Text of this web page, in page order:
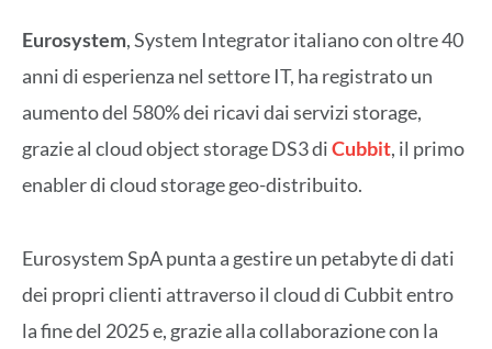
Eurosystem, System Integrator italiano con oltre 40
anni di esperienza nel settore IT, ha registrato un
aumento del 580% dei ricavi dai servizi storage,
grazie al cloud object storage DS3 diCubbit, il primo
enabler di cloud storage geo-distribuito.
Eurosystem SpA punta a gestire un petabyte di dati
dei propri clienti attraverso il cloud di Cubbit entro
la fine del 2025 e, grazie alla collaborazione con la